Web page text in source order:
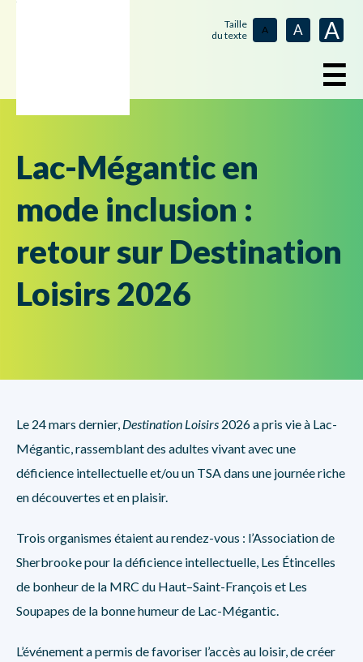
Taille
du texte
A A A
☰
Lac-Mégantic en
mode inclusion :
retour sur Destination
Loisirs 2026
Le 24 mars dernier, Destination Loisirs 2026 a pris vie à Lac-
Mégantic, rassemblant des adultes vivant avec une
déficience intellectuelle et/ou un TSA dans une journée riche
en découvertes et en plaisir.
Trois organismes étaient au rendez-vous : l’Association de
Sherbrooke pour la déficience intellectuelle, Les Étincelles
de bonheur de la MRC du Haut–Saint-François et Les
Soupapes de la bonne humeur de Lac-Mégantic.
L’événement a permis de favoriser l’accès au loisir, de créer